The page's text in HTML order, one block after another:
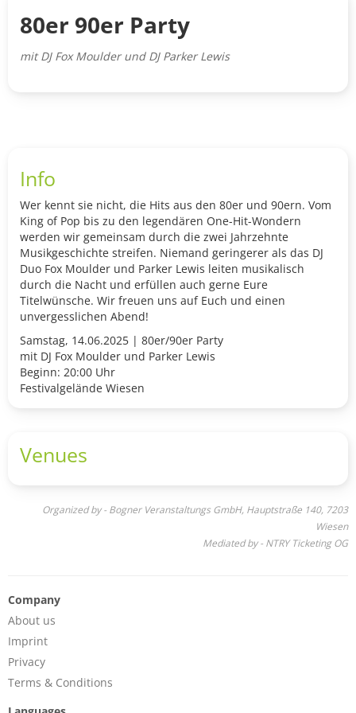
80er 90er Party
mit DJ Fox Moulder und DJ Parker Lewis
Info
Wer kennt sie nicht, die Hits aus den 80er und 90ern. Vom
King of Pop bis zu den legendären One-Hit-Wondern
werden wir gemeinsam durch die zwei Jahrzehnte
Musikgeschichte streifen. Niemand geringerer als das DJ
Duo Fox Moulder und Parker Lewis leiten musikalisch
durch die Nacht und erfüllen auch gerne Eure
Titelwünsche. Wir freuen uns auf Euch und einen
unvergesslichen Abend!
Samstag, 14.06.2025 | 80er/90er Party
mit DJ Fox Moulder und Parker Lewis
Beginn: 20:00 Uhr
Festivalgelände Wiesen
Venues
Organized by - Bogner Veranstaltungs GmbH, Hauptstraße 140, 7203
Wiesen
Mediated by - NTRY Ticketing OG
Company
About us
Imprint
Privacy
Terms & Conditions